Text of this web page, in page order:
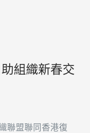
組織新春交
聯盟聯同香港復